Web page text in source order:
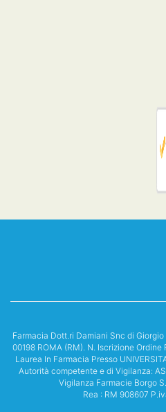
Farmacia Dott.ri Damiani Snc di
00198 ROMA (RM). N. Iscrizione
Laurea In Farmacia Presso
Autorità competente e di Vigilanza:
Vigilanza Farmacie Borgo
Rea : RM 908607